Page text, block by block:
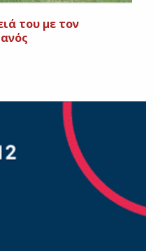
του με τον